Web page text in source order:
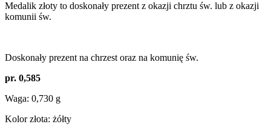
Medalik złoty to doskonały prezent z okazji chrztu św. lub z okazji
komunii św.
Doskonały prezent na chrzest oraz na komunię św.
pr. 0,585
Waga: 0,730 g
Kolor złota: żółty